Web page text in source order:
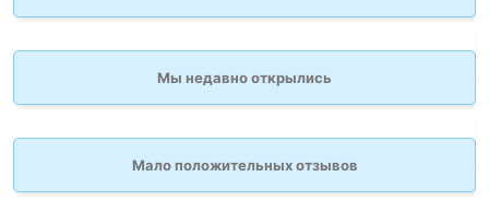
Мы недавно открылись
Мало положительных отзывов